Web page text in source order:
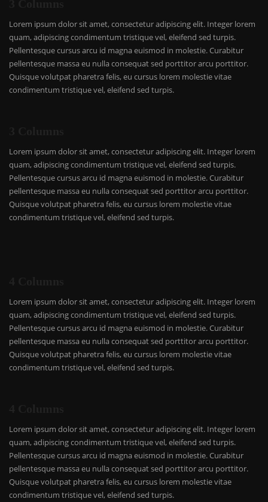
Lorem ipsum dolor sit amet, consectetur adipiscing elit. Integer lorem
quam, adipiscing condimentum tristique vel, eleifend sed turpis.
Pellentesque cursus arcu id magna euismod in molestie. Curabitur
pellentesque massa eu nulla consequat sed porttitor arcu porttitor.
Quisque volutpat pharetra felis, eu cursus lorem molestie vitae
condimentum tristique vel, eleifend sed turpis.
Lorem ipsum dolor sit amet, consectetur adipiscing elit. Integer lorem
quam, adipiscing condimentum tristique vel, eleifend sed turpis.
Pellentesque cursus arcu id magna euismod in molestie. Curabitur
pellentesque massa eu nulla consequat sed porttitor arcu porttitor.
Quisque volutpat pharetra felis, eu cursus lorem molestie vitae
condimentum tristique vel, eleifend sed turpis.
Lorem ipsum dolor sit amet, consectetur adipiscing elit. Integer lorem
quam, adipiscing condimentum tristique vel, eleifend sed turpis.
Pellentesque cursus arcu id magna euismod in molestie. Curabitur
pellentesque massa eu nulla consequat sed porttitor arcu porttitor.
Quisque volutpat pharetra felis, eu cursus lorem molestie vitae
condimentum tristique vel, eleifend sed turpis.
Lorem ipsum dolor sit amet, consectetur adipiscing elit. Integer lorem
quam, adipiscing condimentum tristique vel, eleifend sed turpis.
Pellentesque cursus arcu id magna euismod in molestie. Curabitur
pellentesque massa eu nulla consequat sed porttitor arcu porttitor.
Quisque volutpat pharetra felis, eu cursus lorem molestie vitae
condimentum tristique vel, eleifend sed turpis.